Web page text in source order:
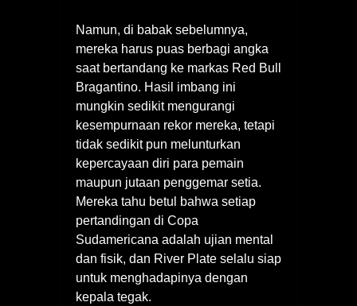
Namun, di babak sebelumnya,
mereka harus puas berbagi angka
saat bertandang ke markas Red Bull
Bragantino. Hasil imbang ini
mungkin sedikit mengurangi
kesempurnaan rekor mereka, tetapi
tidak sedikit pun melunturkan
kepercayaan diri para pemain
maupun jutaan penggemar setia.
Mereka tahu betul bahwa setiap
pertandingan di Copa
Sudamericana adalah ujian mental
dan fisik, dan River Plate selalu siap
untuk menghadapinya dengan
kepala tegak.